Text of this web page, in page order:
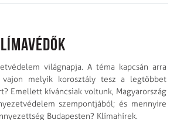
világnapja. A téma kapcsán arra
vajon melyik korosztály tesz a legtöbbet
Emellett kíváncsiak voltunk, Magyarország
szempontjából; és mennyire
Budapesten? Klímahírek.